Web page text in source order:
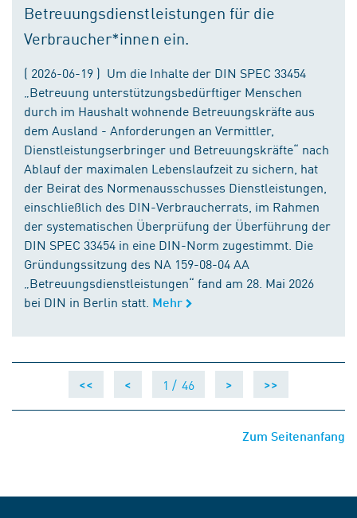
Betreuungsdienstleistungen für die
Verbraucher*innen ein.
( 2026-06-19 ) Um die Inhalte der DIN SPEC 33454
„Betreuung unterstützungsbedürftiger Menschen
durch im Haushalt wohnende Betreuungskräfte aus
dem Ausland - Anforderungen an Vermittler,
Dienstleistungserbringer und Betreuungskräfte“ nach
Ablauf der maximalen Lebenslaufzeit zu sichern, hat
der Beirat des Normenausschusses Dienstleistungen,
einschließlich des DIN-Verbraucherrats, im Rahmen
der systematischen Überprüfung der Überführung der
DIN SPEC 33454 in eine DIN-Norm zugestimmt. Die
Gründungssitzung des NA 159-08-04 AA
„Betreuungsdienstleistungen“ fand am 28. Mai 2026
bei DIN in Berlin statt. Mehr
<< < 1 / 46 > >>
Zum Seitenanfang